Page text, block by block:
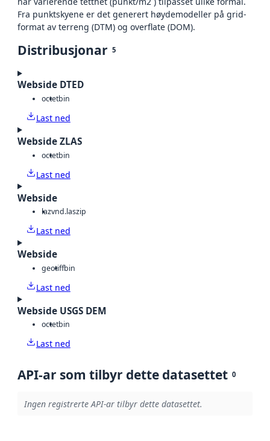
Fra punktskyene er det generert høydemodeller på grid-
format av terreng (DTM) og overflate (DOM).
Distribusjonar 5
Webside DTED
octetbin
Last ned
Webside ZLAS
octetbin
Last ned
Webside
lazvnd.laszip
Last ned
Webside
geotiffbin
Last ned
Webside USGS DEM
octetbin
Last ned
API-ar som tilbyr dette datasettet 0
Ingen registrerte API-ar tilbyr dette datasettet.